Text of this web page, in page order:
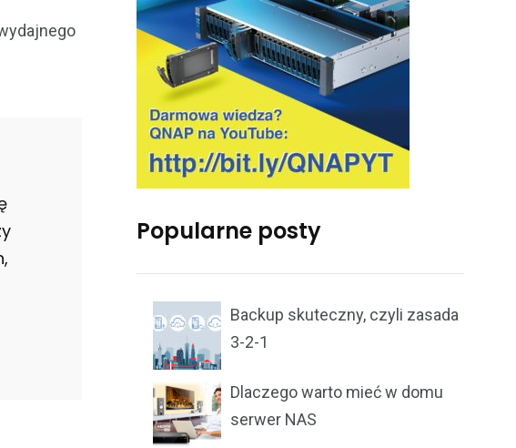
Popularne posty
Backup skuteczny, czyli zasada
3-2-1
Dlaczego warto mieć w domu
serwer NAS